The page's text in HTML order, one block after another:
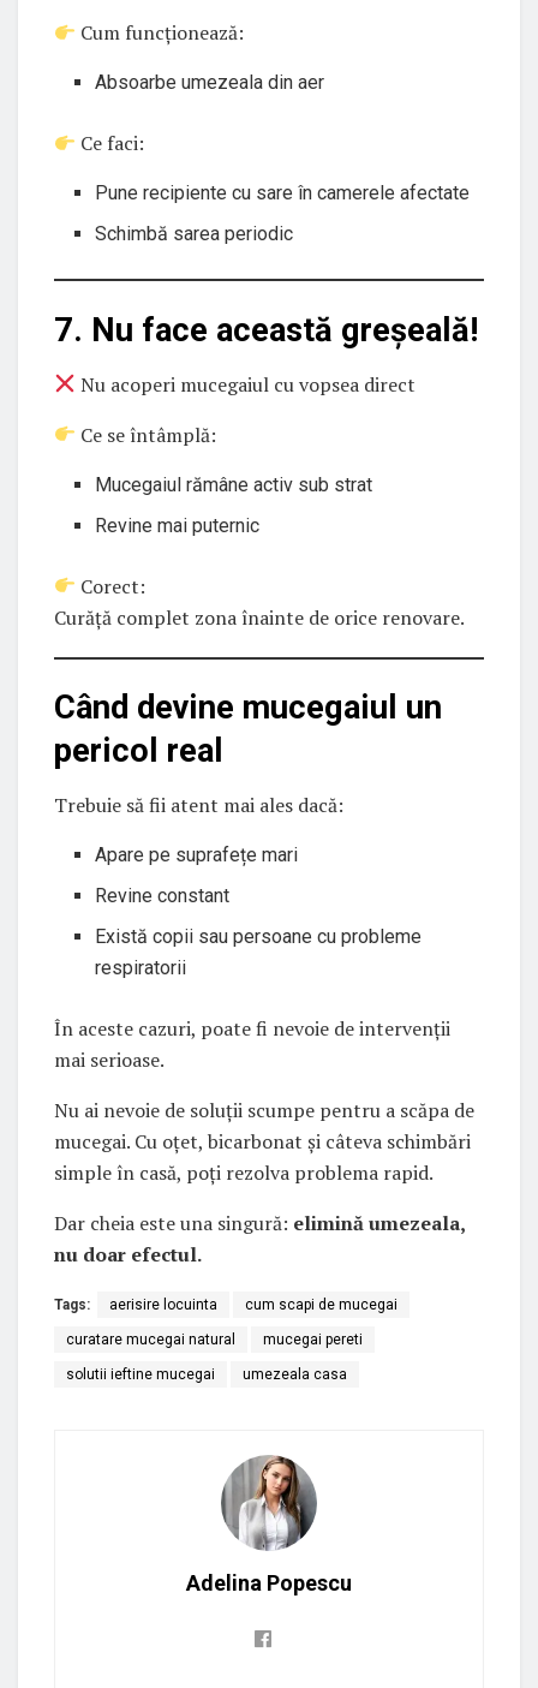
Cum funcționează:
Absoarbe umezeala din aer
Ce faci:
Pune recipiente cu sare în camerele afectate
Schimbă sarea periodic
7. Nu face această greșeală!
Nu acoperi mucegaiul cu vopsea direct
Ce se întâmplă:
Mucegaiul rămâne activ sub strat
Revine mai puternic
Corect:
Curăță complet zona înainte de orice renovare.
Când devine mucegaiul un
pericol real
Trebuie să fii atent mai ales dacă:
Apare pe suprafețe mari
Revine constant
Există copii sau persoane cu probleme
respiratorii
În aceste cazuri, poate fi nevoie de intervenții
mai serioase.
Nu ai nevoie de soluții scumpe pentru a scăpa de
mucegai. Cu oțet, bicarbonat și câteva schimbări
simple în casă, poți rezolva problema rapid.
Dar cheia este una singură: elimină umezeala,
nu doar efectul.
Tags: aerisire locuinta cum scapi de mucegai
curatare mucegai natural mucegai pereti
solutii ieftine mucegai umezeala casa
Adelina Popescu